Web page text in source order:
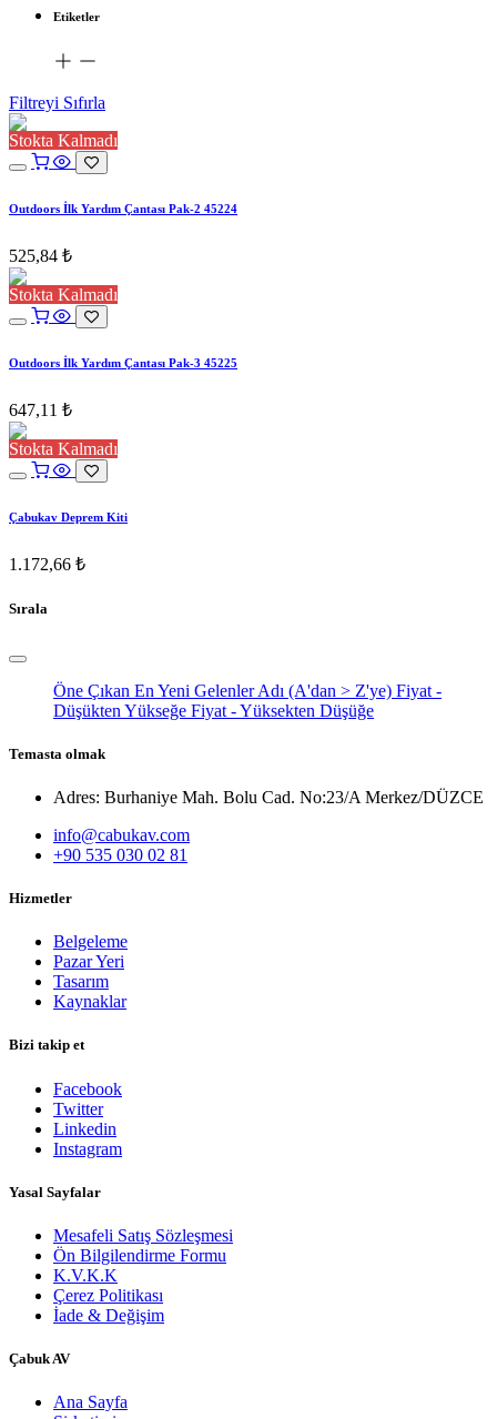
Etiketler
Filtreyi Sıfırla
Stokta Kalmadı
Outdoors İlk Yardım Çantası Pak-2 45224
525,84 ₺
Stokta Kalmadı
Outdoors İlk Yardım Çantası Pak-3 45225
647,11 ₺
Stokta Kalmadı
Çabukav Deprem Kiti
1.172,66 ₺
Sırala
Öne Çıkan En Yeni Gelenler Adı (A'dan > Z'ye) Fiyat -
Düşükten Yükseğe Fiyat - Yüksekten Düşüğe
Temasta olmak
Adres: Burhaniye Mah. Bolu Cad. No:23/A Merkez/DÜZCE
info@cabukav.com
+90 535 030 02 81
Hizmetler
Belgeleme
Pazar Yeri
Tasarım
Kaynaklar
Bizi takip et
Facebook
Twitter
Linkedin
Instagram
Yasal Sayfalar
Mesafeli Satış Sözleşmesi
Ön Bilgilendirme Formu
K.V.K.K
Çerez Politikası
İade & Değişim
​Çabuk AV
Ana Sayfa